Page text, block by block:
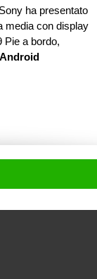
ha presentato
media con display
Pie a bordo,
Android